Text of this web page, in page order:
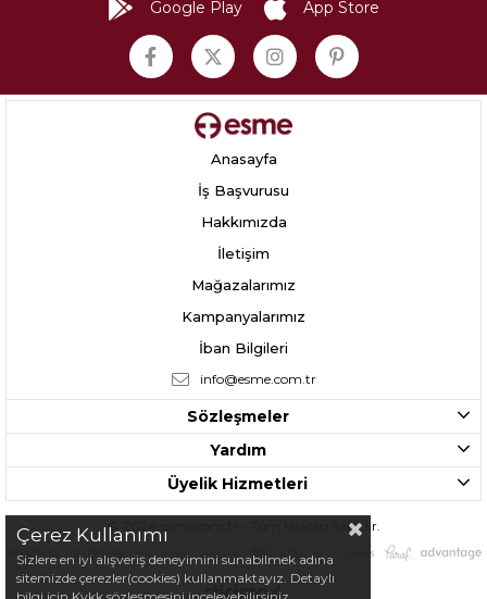
Google Play App Store
Anasayfa
İş Başvurusu
Hakkımızda
İletişim
Mağazalarımız
Kampanyalarımız
İban Bilgileri
info@esme.com.tr
Sözleşmeler
Yardım
Üyelik Hizmetleri
© 2024 esme.com.tr - Tüm Hakları Saklıdır.
Çerez Kullanımı
Sizlere en iyi alışveriş deneyimini sunabilmek adına
sitemizde çerezler(cookies) kullanmaktayız. Detaylı